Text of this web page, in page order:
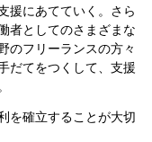
援にあてていく。さら
者としてのさまざまな
のフリーランスの方々
だてをつくして、支援
を確立することが大切